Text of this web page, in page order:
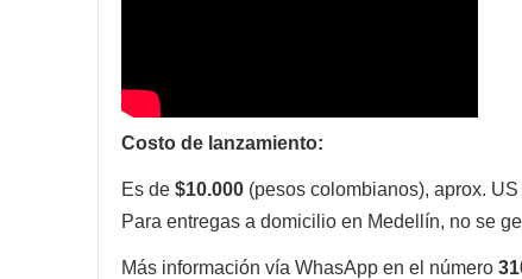
Costo de lanzamiento:
Es de $10.000 (pesos colombianos), aprox.
Para entregas a domicilio en Medellín, no se
Más información vía WhasApp en el número